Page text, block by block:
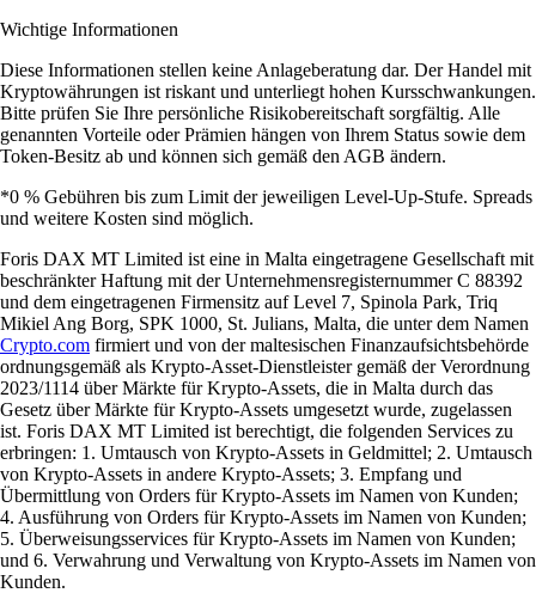
Wichtige Informationen
Diese Informationen stellen keine Anlageberatung dar. Der Handel mit
Kryptowährungen ist riskant und unterliegt hohen Kursschwankungen.
Bitte prüfen Sie Ihre persönliche Risikobereitschaft sorgfältig. Alle
genannten Vorteile oder Prämien hängen von Ihrem Status sowie dem
Token-Besitz ab und können sich gemäß den AGB ändern.
*0 % Gebühren bis zum Limit der jeweiligen Level-Up-Stufe. Spreads
und weitere Kosten sind möglich.
Foris DAX MT Limited ist eine in Malta eingetragene Gesellschaft mit
beschränkter Haftung mit der Unternehmensregisternummer C 88392
und dem eingetragenen Firmensitz auf Level 7, Spinola Park, Triq
Mikiel Ang Borg, SPK 1000, St. Julians, Malta, die unter dem Namen
Crypto.com firmiert und von der maltesischen Finanzaufsichtsbehörde
ordnungsgemäß als Krypto-Asset-Dienstleister gemäß der Verordnung
2023/1114 über Märkte für Krypto-Assets, die in Malta durch das
Gesetz über Märkte für Krypto-Assets umgesetzt wurde, zugelassen
ist. Foris DAX MT Limited ist berechtigt, die folgenden Services zu
erbringen: 1. Umtausch von Krypto-Assets in Geldmittel; 2. Umtausch
von Krypto-Assets in andere Krypto-Assets; 3. Empfang und
Übermittlung von Orders für Krypto-Assets im Namen von Kunden;
4. Ausführung von Orders für Krypto-Assets im Namen von Kunden;
5. Überweisungsservices für Krypto-Assets im Namen von Kunden;
und 6. Verwahrung und Verwaltung von Krypto-Assets im Namen von
Kunden.